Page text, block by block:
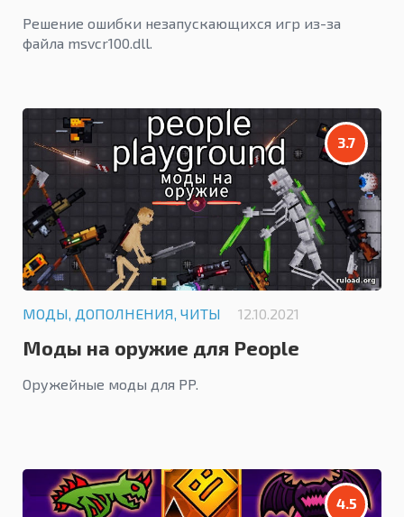
Решение ошибки незапускающихся игр из-за
файла msvcr100.dll.
3.7
МОДЫ, ДОПОЛНЕНИЯ, ЧИТЫ 12.10.2021
Моды на оружие для People
Оружейные моды для PP.
4.5